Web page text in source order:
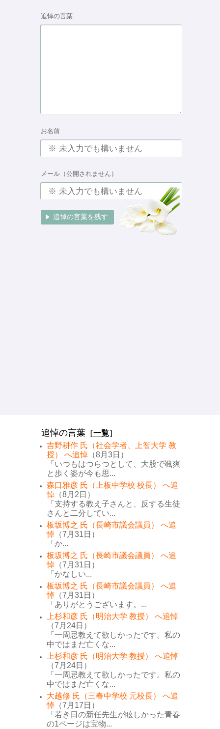
追悼の言葉
お名前
メール（公開されません）
追悼の言葉 ［一覧］
吉野耕作 氏（社会学者、上智大学 教
授） へ追悼 （8月3日）
「いつもはつらつとして、大股で颯爽
と歩く姿が今も思...
森口雅彦 氏（上板中学校 校長） へ追
悼 （8月2日）
「支持する教え子さんと、反する生徒
さんと二分してい...
板坂博之 氏（長崎市議会議員） へ追
悼 （7月31日）
「か...
板坂博之 氏（長崎市議会議員） へ追
悼 （7月31日）
「かなしい...
板坂博之 氏（長崎市議会議員） へ追
悼 （7月31日）
「ありがとうございます。...
上杉和彦 氏（明治大学 教授） へ追悼
（7月24日）
「一周忌教えて欲しかったです。私の
中ではまだ亡くな...
上杉和彦 氏（明治大学 教授） へ追悼
（7月24日）
「一周忌教えて欲しかったです。私の
中ではまだ亡くな...
大越修 氏（三春中学校 元校長） へ追
悼 （7月17日）
「若き日の新任先生が眩しかった青春
の1ページは宝物...